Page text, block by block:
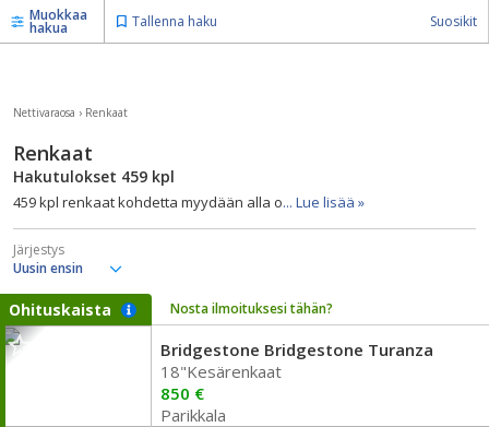
Muokkaa
hakua Tallenna haku Suosikit
Nettivaraosa › Renkaat
Renkaat
Hakutulokset 459 kpl
459 kpl renkaat kohdetta myydään alla o... Lue lisää »
Järjestys
Ohituskaista Nosta ilmoituksesi tähän?
Bridgestone Bridgestone Turanza
18"Kesärenkaat
850 €
Parikkala